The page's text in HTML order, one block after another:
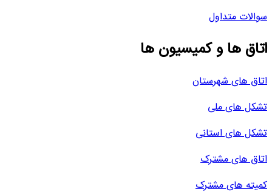
سوالات متداول
اتاق ها و کمیسیون ها
اتاق های شهرستان
تشکل های ملی
تشکل های استانی
اتاق های مشترک
کمیته های مشترک